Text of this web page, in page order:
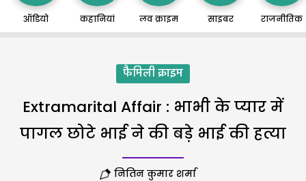
ऑडियो कहानियां लव क्राइम साइबर राजनीतिक
फैमिली क्राइम
Extramarital Affair : भाभी के प्यार में
पागल छोटे भाई ने की बड़े भाई की हत्या
नितिन कुमार शर्मा